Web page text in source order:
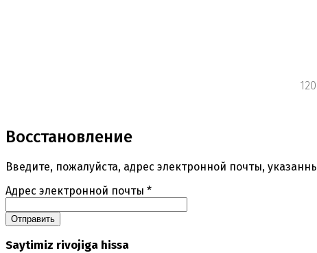
Восстановление
Введите, пожалуйста, адрес электронной почты,
Адрес электронной почты *
Отправить
Saytimiz rivojiga hissa